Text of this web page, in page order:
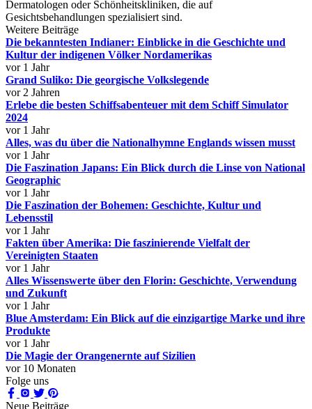
Dermatologen oder Schönheitskliniken, die auf
Gesichtsbehandlungen spezialisiert sind.
Weitere Beiträge
Die bekanntesten Indianer: Einblicke in die Geschichte und
Kultur der indigenen Völker Nordamerikas
vor 1 Jahr
Grand Suliko: Die georgische Volkslegende
vor 2 Jahren
Erlebe die besten Schiffsabenteuer mit dem Schiff Simulator
2024
vor 1 Jahr
Alles, was du über die Nationalhymne Englands wissen musst
vor 1 Jahr
Die Faszination Japans: Ein Blick durch die Linse von National
Geographic
vor 1 Jahr
Die Faszination der Bohemen: Geschichte, Kultur und
Lebensstil
vor 1 Jahr
Fakten über Amerika: Die faszinierende Vielfalt der
Vereinigten Staaten
vor 1 Jahr
Alles Wissenswerte über den Florin: Geschichte, Verwendung
und Zukunft
vor 1 Jahr
Blue Amsterdam: Ein Blick auf die einzigartige Marke und ihre
Produkte
vor 1 Jahr
Die Magie der Orangenernte auf Sizilien
vor 10 Monaten
Folge uns
Neue Beiträge